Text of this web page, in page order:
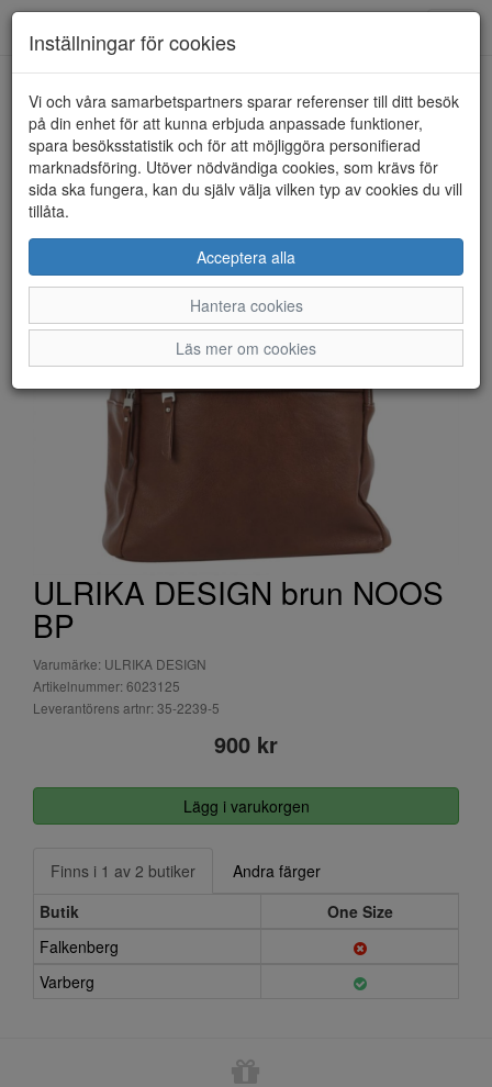
HEM ULRIKA DESIGN
ULRIKA DESIGN brun NOOS
BP
Varumärke: ULRIKA DESIGN
Artikelnummer: 6023125
Leverantörens artnr: 35-2239-5
900 kr
Lägg i varukorgen
Finns i 1 av 2 butiker
Andra färger
Butik
One Size
Falkenberg
Varberg
Inställningar för cookies
Vi och våra samarbetspartners sparar referenser till ditt besök
på din enhet för att kunna erbjuda anpassade funktioner,
spara besöksstatistik och för att möjliggöra personifierad
marknadsföring. Utöver nödvändiga cookies, som krävs för
sida ska fungera, kan du själv välja vilken typ av cookies du vill
tillåta.
Acceptera alla
Hantera cookies
Läs mer om cookies